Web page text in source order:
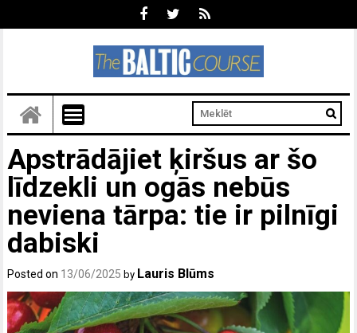
Apstrādājiet ķiršus ar šo
līdzekli un ogās nebūs
neviena tārpa: tie ir pilnīgi
dabiski
Posted on 13/06/2025 by Lauris Blūms